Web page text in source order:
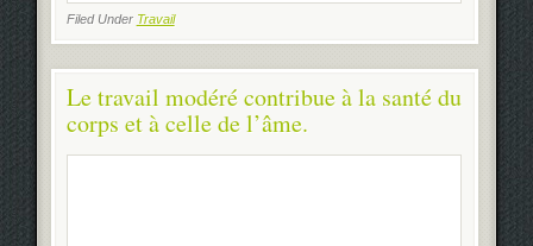
Filed Under Travail
Le travail modéré contribue à la santé du
corps et à celle de l’âme.